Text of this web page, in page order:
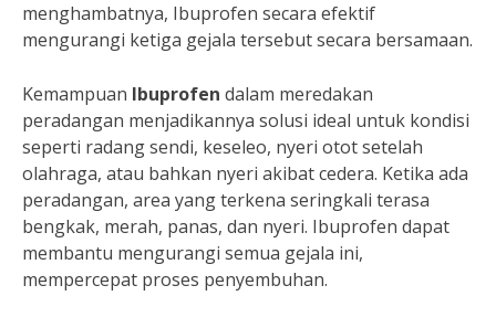
menghambatnya, Ibuprofen secara efektif
mengurangi ketiga gejala tersebut secara bersamaan.
Kemampuan Ibuprofen dalam meredakan
peradangan menjadikannya solusi ideal untuk kondisi
seperti radang sendi, keseleo, nyeri otot setelah
olahraga, atau bahkan nyeri akibat cedera. Ketika ada
peradangan, area yang terkena seringkali terasa
bengkak, merah, panas, dan nyeri. Ibuprofen dapat
membantu mengurangi semua gejala ini,
mempercepat proses penyembuhan.